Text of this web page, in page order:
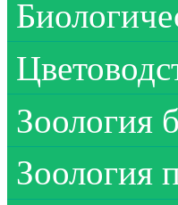
Зоология
Зоология